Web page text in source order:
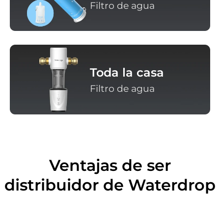
Filtro de agua
Toda la casa
Filtro de agua
Ventajas de ser
distribuidor de Waterdrop